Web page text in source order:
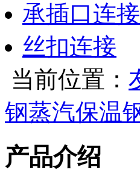
承插口连接
丝扣连接
当前位置：
钢蒸汽保温
产品介绍